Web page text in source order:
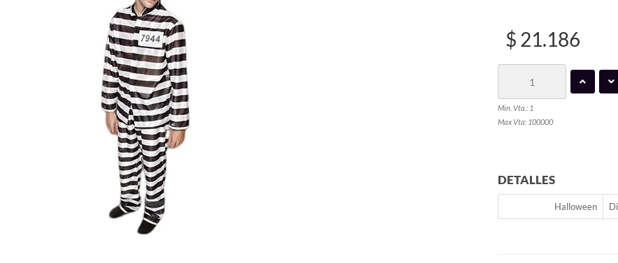
$ 21.186
Min. Vta.: 1
Max Vta: 100000
DETALLES
Halloween